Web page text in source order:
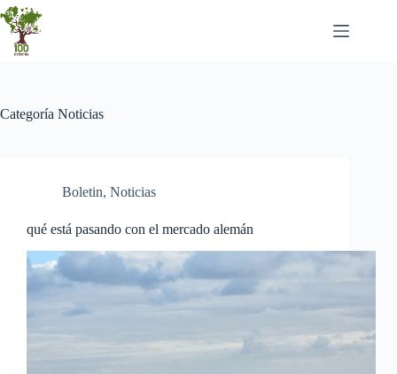
Saltar
al
contenido
Categoría Noticias
Boletin, Noticias
qué está pasando con el mercado alemán